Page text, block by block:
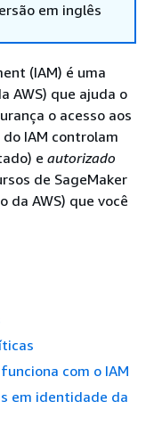
em inglês
(IAM) é uma
AWS) que ajuda o
o acesso aos
IAM controlam
e autorizado
de SageMaker
da AWS) que você
com o IAM
em identidade da